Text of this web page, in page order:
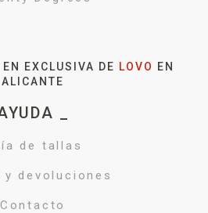
EXCLUSIVA DE LOVO
EN
ALICANTE
_
de tallas
y devoluciones
Contacto